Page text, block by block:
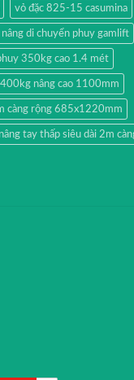
vỏ đặc 825-15 casumina
nâng di chuyển phuy gamlift
350kg cao 1.4 mét
nâng cao 1100mm
càng rộng 685x1220mm
tay thấp siêu dài 2m